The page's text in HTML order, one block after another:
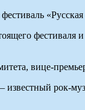
вице-
рок-